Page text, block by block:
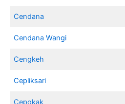
Cendana
Cendana Wangi
Cengkeh
Cepliksari
Cepokak